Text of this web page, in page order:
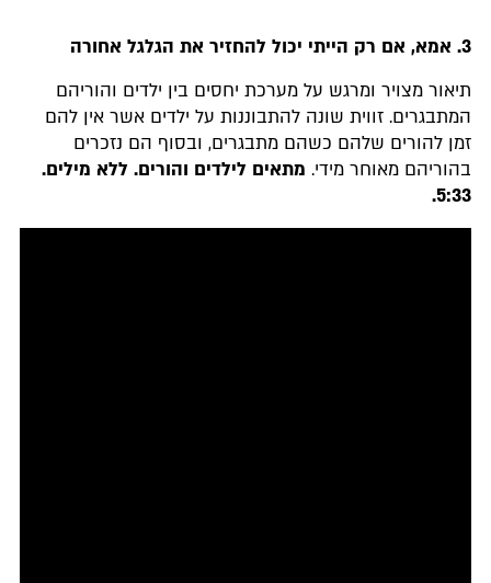
3. אמא, אם רק הייתי יכול להחזיר את הגלגל אחורה
תיאור מצויר ומרגש על מערכת יחסים בין ילדים והוריהם
המתבגרים. זווית שונה להתבוננות על ילדים אשר אין להם
זמן להורים שלהם כשהם מתבגרים, ובסוף הם נזכרים
בהוריהם מאוחר מידי. מתאים לילדים והורים. ללא מילים.
5:33.